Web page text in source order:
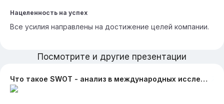
Нацеленность на успех
Все усилия направлены на достижение целей компании.
Посмотрите и другие презентации
Что такое SWOT - анализ в международных исследованиях и SWOT -российско-китайских отношений